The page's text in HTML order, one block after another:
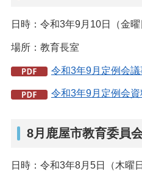
日時：令和3年9月10日（金
場所：教育長室
令和3年9月定例会議
令和3年9月定例会資
8月鹿屋市教育委員
日時：令和3年8月5日（木曜